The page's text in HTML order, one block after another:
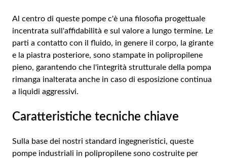
Al centro di queste pompe c'è una filosofia progettuale
incentrata sull'affidabilità e sul valore a lungo termine. Le
parti a contatto con il fluido, in genere il corpo, la girante
e la piastra posteriore, sono stampate in polipropilene
pieno, garantendo che l'integrità strutturale della pompa
rimanga inalterata anche in caso di esposizione continua
a liquidi aggressivi.
Caratteristiche tecniche chiave
Sulla base dei nostri standard ingegneristici, queste
pompe industriali in polipropilene sono costruite per